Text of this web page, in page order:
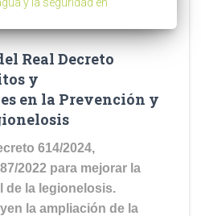
Real Decreto
y
en la Prevención y
614/2024,
2022 para mejorar la
de la legionelosis.
la ampliación de la